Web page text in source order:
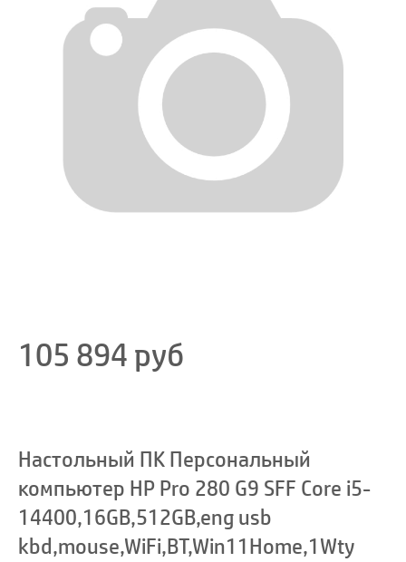
105 894руб
Настольный ПК Персональный
компьютер HP Pro 280 G9 SFF Core i5-
14400,16GB,512GB,eng usb
kbd,mouse,WiFi,BT,Win11Home,1Wty